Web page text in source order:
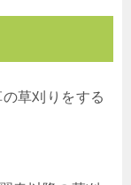
草刈りをする